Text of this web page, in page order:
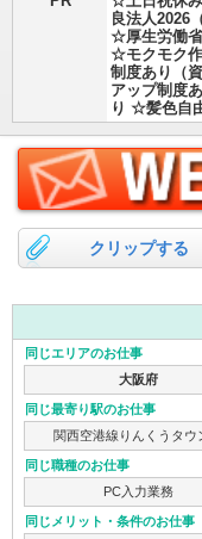
良法人2026
☆厚生労働
☆モクモク
制度あり（
アップ制度
り ☆髪色自
クリップする
同じエリアのお仕事
大阪府
同じ最寄り駅のお仕事
関西空港線りんくうタウ
同じ職種のお仕事
PC入力業務
同じメリット・条件のお仕事